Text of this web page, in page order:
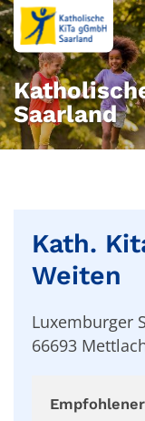
Zum Inhalt
Saarland
Kath.
Weiten
Luxemburger
66693